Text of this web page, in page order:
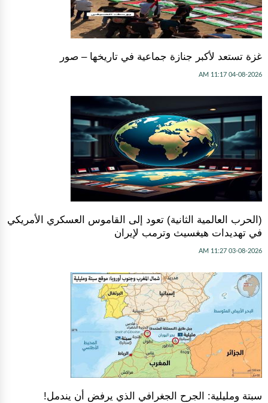
غزة تستعد لأكبر جنازة جماعية في تاريخها – صور
04-08-2026 11:17 AM
(الحرب العالمية الثانية) تعود إلى القاموس العسكري الأمريكي
في تهديدات هيغسيث وترمب لإيران
03-08-2026 11:27 AM
سبتة ومليلية: الجرح الجغرافي الذي يرفض أن يندمل!